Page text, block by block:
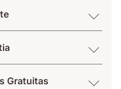
Gratuitas